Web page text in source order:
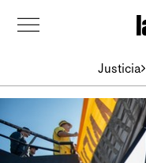
Justicia